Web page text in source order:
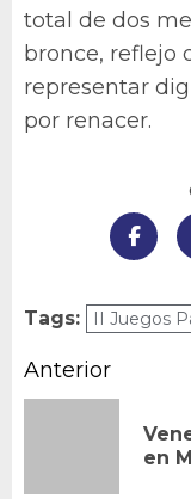
total de dos
bronce, reflejo
representar
por renacer.
Tags: II Juegos
entradas
Anterior
en